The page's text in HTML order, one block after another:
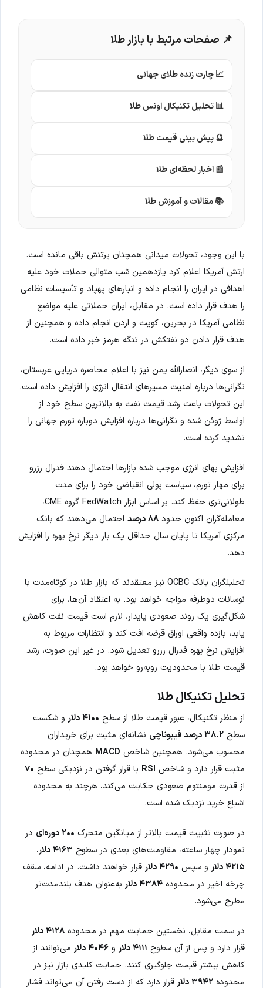
📌 صفحات مرتبط با بازار طلا
📈 چارت زنده طلای جهانی
📊 تحلیل تکنیکال اونس طلا
🔮 پیش بینی قیمت طلا
📰 اخبار لحظه‌ای طلا
📚 مقالات و آموزش طلا
با این وجود، تحولات میدانی همچنان پرتنش باقی مانده است.
ارتش آمریکا اعلام کرد یازدهمین شب متوالی حملات خود علیه
اهدافی در ایران را انجام داده و انبارهای پهپاد و تأسیسات نظامی
را هدف قرار داده است. در مقابل، ایران حملاتی علیه مواضع
نظامی آمریکا در بحرین، کویت و اردن انجام داده و همچنین از
هدف قرار دادن دو نفتکش در تنگه هرمز خبر داده است.
از سوی دیگر، انصارالله یمن نیز با اعلام محاصره دریایی عربستان،
نگرانی‌ها درباره امنیت مسیرهای انتقال انرژی را افزایش داده است.
این تحولات باعث رشد قیمت نفت به بالاترین سطح خود از
اواسط ژوئن شده و نگرانی‌ها درباره افزایش دوباره تورم جهانی را
تشدید کرده است.
افزایش بهای انرژی موجب شده بازارها احتمال دهند فدرال رزرو
برای مهار تورم، سیاست پولی انقباضی خود را برای مدت
طولانی‌تری حفظ کند. بر اساس ابزار FedWatch گروه CME،
معامله‌گران اکنون حدود ۸۸ درصد
احتمال می‌دهند که بانک
مرکزی آمریکا تا پایان سال حداقل یک بار دیگر نرخ بهره را افزایش
دهد.
تحلیلگران بانک OCBC نیز معتقدند که بازار طلا در کوتاه‌مدت با
نوسانات دوطرفه مواجه خواهد بود. به اعتقاد آن‌ها، برای
شکل‌گیری یک روند صعودی پایدار، لازم است قیمت نفت کاهش
یابد، بازده واقعی اوراق قرضه افت کند و انتظارات مربوط به
افزایش نرخ بهره فدرال رزرو تعدیل شود. در غیر این صورت، رشد
قیمت طلا با محدودیت روبه‌رو خواهد بود.
تحلیل تکنیکال طلا
از منظر تکنیکال، عبور قیمت طلا از سطح ۴۱۰۰ دلار
و شکست
سطح ۳۸.۲ درصد فیبوناچی
نشانه‌ای مثبت برای خریداران
محسوب می‌شود. همچنین شاخص MACD همچنان در محدوده
مثبت قرار دارد و شاخص RSI با قرار گرفتن در نزدیکی سطح ۷۰
از قدرت مومنتوم صعودی حکایت می‌کند، هرچند به محدوده
اشباع خرید نزدیک شده است.
در صورت تثبیت قیمت بالاتر از میانگین متحرک ۲۰۰ دوره‌ای
در
نمودار چهار ساعته، مقاومت‌های بعدی در سطوح ۴۱۶۳ دلار
،
۴۲۱۵ دلار
و سپس ۴۲۹۰ دلار
قرار خواهند داشت. در ادامه، سقف
چرخه اخیر در محدوده ۴۳۸۴ دلار
به‌عنوان هدف بلندمدت‌تر
مطرح می‌شود.
در سمت مقابل، نخستین حمایت مهم در محدوده ۴۱۲۸ دلار
قرار دارد و پس از آن سطوح ۴۱۱۱ دلار و ۴۰۴۶ دلار
می‌توانند از
کاهش بیشتر قیمت جلوگیری کنند. حمایت کلیدی بازار نیز در
محدوده ۳۹۴۲ دلار قرار دارد که از دست رفتن آن می‌تواند فشار